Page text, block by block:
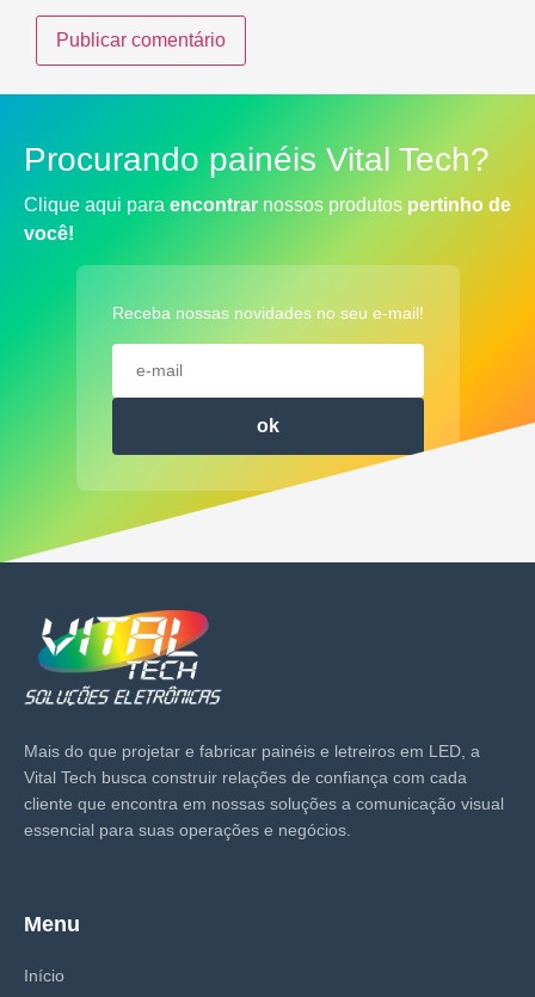
Procurando painéis Vital Tech?
Clique aqui para encontrar nossos produtos pertinho de
você!
Receba nossas novidades no seu e-mail!
ok
Mais do que projetar e fabricar painéis e letreiros em LED, a
Vital Tech busca construir relações de confiança com cada
cliente que encontra em nossas soluções a comunicação visual
essencial para suas operações e negócios.
Menu
Início